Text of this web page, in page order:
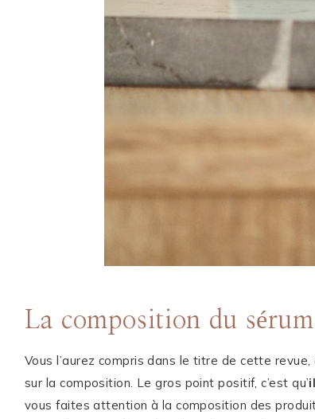
La composition du
Vous l’aurez compris dans le titre de cette revue,
sur la composition. Le gros point positif, c’est qu’
vous faites attention à la composition des